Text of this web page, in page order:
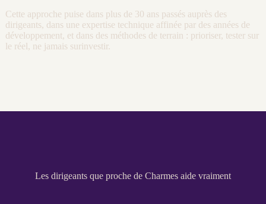
Cette approche puise dans plus de 30 ans passés auprès des
dirigeants, dans une expertise technique affinée par des années de
développement, et dans des méthodes de terrain : prioriser, tester sur
le réel, ne jamais surinvestir.
Les dirigeants que proche de Charmes aide vraiment